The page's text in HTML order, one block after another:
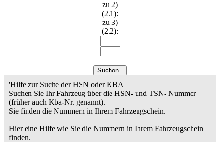
zu 2)
(2.1):
zu 3)
(2.2):
Suchen
'Hilfe zur Suche der HSN oder KBA
Suchen Sie Ihr Fahrzeug über die HSN- und TSN- Nummer
(früher auch Kba-Nr. genannt).
Sie finden die Nummern in Ihrem Fahrzeugschein.
Hier eine Hilfe wie Sie die Nummern in Ihrem Fahrzeugschein
finden.